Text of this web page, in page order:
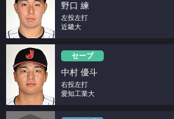
野口 練
左投左打
近畿大
セーブ
中村 優斗
右投左打
愛知工業大